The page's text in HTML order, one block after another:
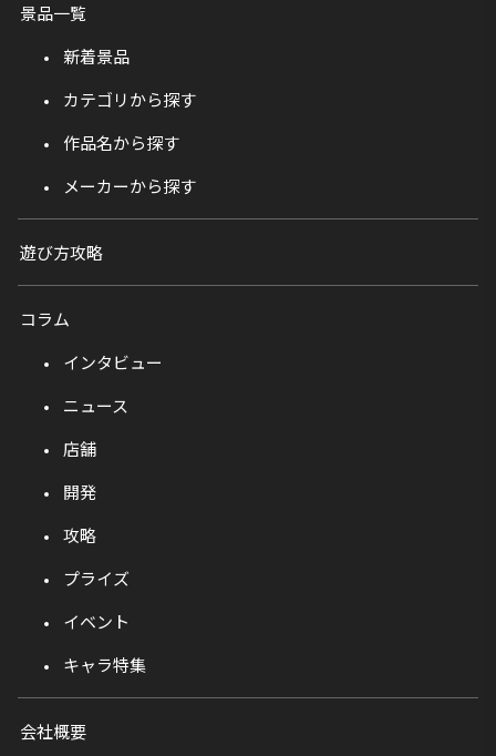
景品一覧
新着景品
カテゴリから探す
作品名から探す
メーカーから探す
遊び方攻略
コラム
インタビュー
ニュース
店舗
開発
攻略
プライズ
イベント
キャラ特集
会社概要